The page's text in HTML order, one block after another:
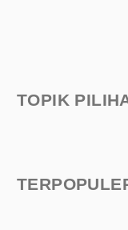
TOPIK